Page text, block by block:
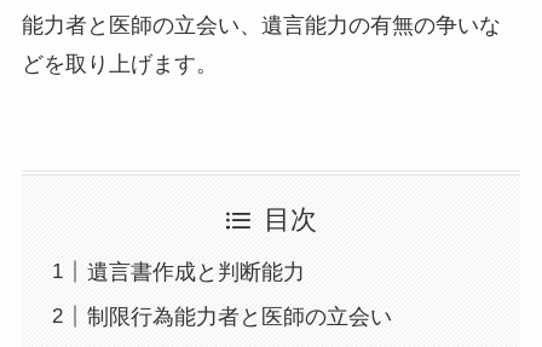
能力者と医師の立会い、遺言能力の有無の争いな
どを取り上げます。
目次
遺言書作成と判断能力
制限行為能力者と医師の立会い